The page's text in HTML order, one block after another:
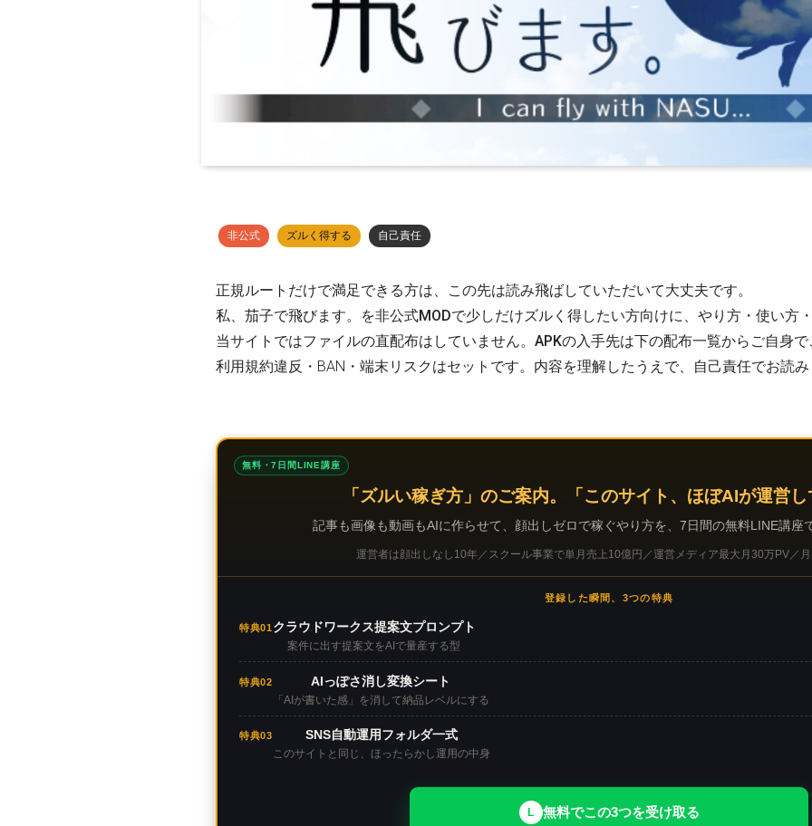
非公式 ズルく得する 自己責任
正規ルートだけで満足できる方は、この先は読み飛ばしていただいて大丈夫です。
私、茄子で飛びます。を非公式MODで少しだけズルく得したい方向けに、やり方・使い方
当サイトではファイルの直配布はしていません。 APKの入手先は下の配布一覧からご自身
利用規約違反・BAN・端末リスクはセットです。内容を理解したうえで、自己責任でお読
無料・7日間LINE講座
「ズルい稼ぎ方」のご案内。「このサイト、ほぼAIが運営
記事も画像も動画もAIに作らせて、顔出しゼロで稼ぐやり方を、7日間の無料LINE講座
運営者は顔出しなし10年／スクール事業で単月売上10億円／運営メディア最大月30万PV／
登録した瞬間、3つの特典
特典01クラウドワークス提案文プロンプト
案件に出す提案文をAIで量産する型
特典02 AIっぽさ消し変換シート
「AIが書いた感」を消して納品レベルにする
特典03 SNS自動運用フォルダ一式
このサイトと同じ、ほったらかし運用の中身
L 無料でこの3つを受け取る